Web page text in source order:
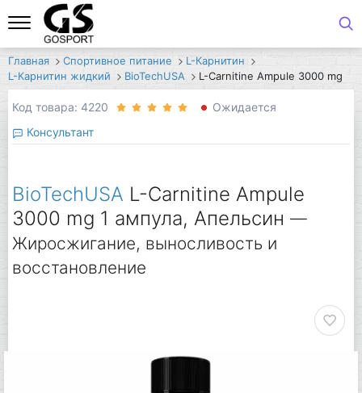
Главная Спортивное питание
L-Карнитин
L-Карнитин жидкий
BioTechUSA L-Carnitine Ampule 3000 mg
Код товара: 4220
Ожидается
Консультант
BioTechUSA L-Carnitine Ampule
3000 mg 1 ампула, Апельсин —
Жиросжигание, выносливость и
восстановление